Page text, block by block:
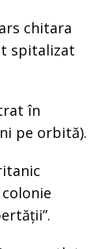
chitara
spitalizat
în
pe orbită).